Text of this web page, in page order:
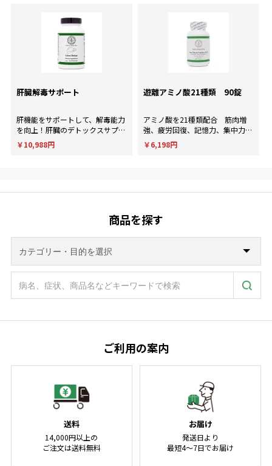
肝臓解毒サポート
肝機能をサポートして、解毒能力
を向上！肝臓のデトックスサプリ
メント。
￥10,988円
遊離アミノ酸21種類 90錠
アミノ酸を21種類配合 筋肉増
強、疲労回復、記憶力、集中力、
判断力など様々な用途に使用され
ます。
￥6,198円
商品を探す
ご利用の案内
送料
14,000円以上の
ご注文は送料無料
お届け
発送日より
最短4～7日でお届け